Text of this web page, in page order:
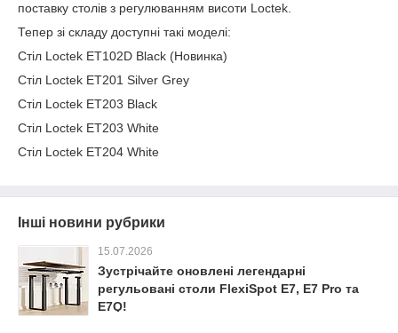
поставку столів з регулюванням висоти Loctek.
Тепер зі складу доступні такі моделі:
Стіл Loctek ET102D Black (Новинка)
Стіл Loctek ET201 Silver Grey
Стіл Loctek ET203 Black
Стіл Loctek ET203 White
Стіл Loctek ET204 White
Інші новини рубрики
15.07.2026
Зустрічайте оновлені легендарні
регульовані столи FlexiSpot E7, E7 Pro та
E7Q!